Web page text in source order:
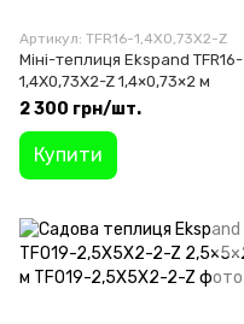
Артикул: TFR16-1,4X0,73X2-Z
Міні-теплиця Ekspand TFR16-
1,4X0,73X2-Z 1,4×0,73×2 м
2 300 грн/шт.
Купити